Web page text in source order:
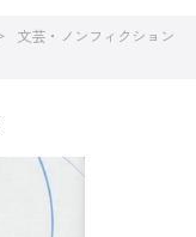
文芸・ノンフィクション